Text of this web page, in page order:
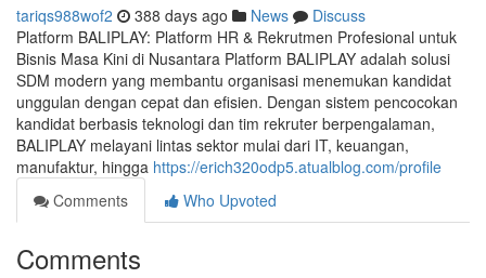
tariqs988wof2 388 days ago News
Discuss
Platform BALIPLAY: Platform HR & Rekrutmen Profesional untuk
Bisnis Masa Kini di Nusantara Platform BALIPLAY adalah solusi
SDM modern yang membantu organisasi menemukan kandidat
unggulan dengan cepat dan efisien. Dengan sistem pencocokan
kandidat berbasis teknologi dan tim rekruter berpengalaman,
BALIPLAY melayani lintas sektor mulai dari IT, keuangan,
manufaktur, hingga https://erich320odp5.atualblog.com/profile
Comments
Who Upvoted
Comments